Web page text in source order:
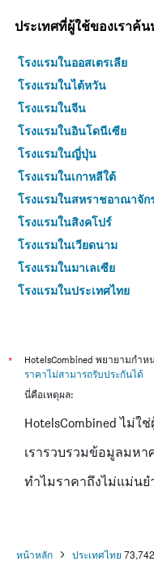
ประเทศที่ผู้ใช้ของเราค้น
โรงแรมในออสเตรเลีย
โรงแรมในไต้หวัน
โรงแรมในจีน
โรงแรมในอินโดนีเซีย
โรงแรมในญี่ปุ่น
โรงแรมในเกาหลีใต้
โรงแรมในสหราชอาณาจัก
โรงแรมในสิงคโปร์
โรงแรมในเวียดนาม
โรงแรมในมาเลเซีย
โรงแรมในประเทศไทย
*
HotelsCombined พยายามกำ
ราคาไม่สามารถรับประกันได้
นี่คือเหตุผล:
HotelsCombined ไม่ใ
เรารวบรวมข้อมูลมห
ทำไมราคาถึงไม่แม่นย
หน้าหลัก ประเทศไทย 73,742